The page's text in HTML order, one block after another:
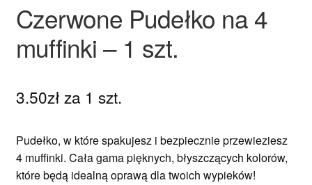
Czerwone Pudełko na 4
muffinki – 1 szt.
3.50zł za 1 szt.
Pudełko, w które spakujesz i bezpiecznie przewieziesz
4 muffinki. Cała gama pięknych, błyszczących kolorów,
które będą idealną oprawą dla twoich wypieków!